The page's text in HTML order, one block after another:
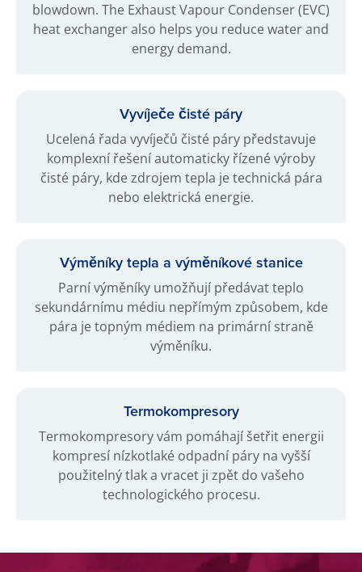
blowdown. The Exhaust Vapour Condenser (EVC)
heat exchanger also helps you reduce water and
energy demand.
Vyvíječe čisté páry
Ucelená řada vyvíječů čisté páry představuje
komplexní řešení automaticky řízené výroby
čisté páry, kde zdrojem tepla je technická pára
nebo elektrická energie.
Výměníky tepla a výměníkové stanice
Parní výměníky umožňují předávat teplo
sekundárnímu médiu nepřímým způsobem, kde
pára je topným médiem na primární straně
výměníku.
Termokompresory
Termokompresory vám pomáhají šetřit energii
kompresí nízkotlaké odpadní páry na vyšší
použitelný tlak a vracet ji zpět do vašeho
technologického procesu.